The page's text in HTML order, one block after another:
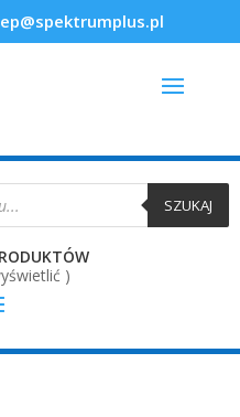
SZUKAJ
)